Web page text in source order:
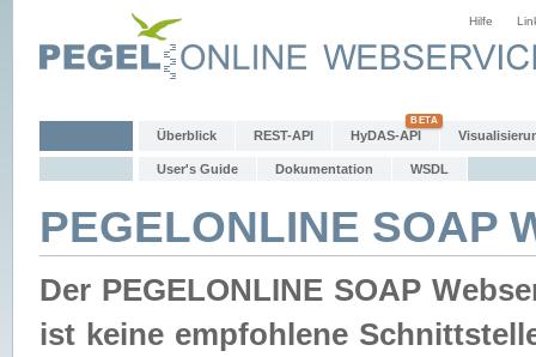
Hilfe
Überblick REST-API HyDAS-API
User's Guide Dokumentation WSDL
PEGELONLINE SOAP
Der PEGELONLINE SOAP
ist keine empfohlene